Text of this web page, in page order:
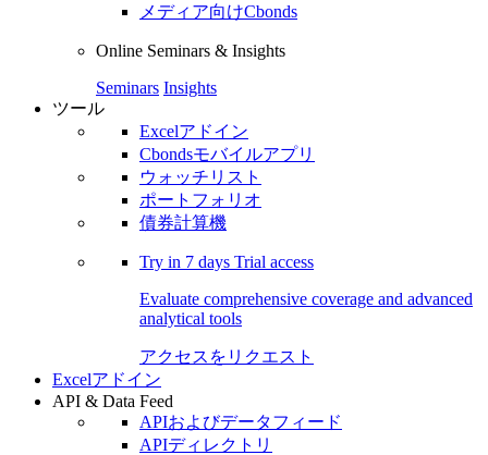
メディア向けCbonds
Online Seminars & Insights
Seminars Insights
ツール
Excelアドイン
Cbondsモバイルアプリ
ウォッチリスト
ポートフォリオ
債券計算機
Try in 7 days Trial access
Evaluate comprehensive coverage and advanced
analytical tools
アクセスをリクエスト
Excelアドイン
API & Data Feed
APIおよびデータフィード
APIディレクトリ